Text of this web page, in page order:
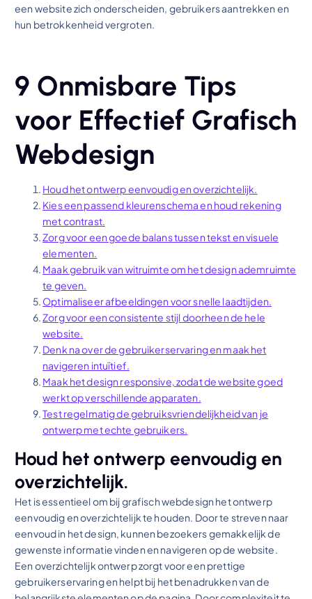
een website zich onderscheiden, gebruikers aantrekken en
hun betrokkenheid vergroten.
9 Onmisbare Tips
voor Effectief Grafisch
Webdesign
Houd het ontwerp eenvoudig en overzichtelijk.
Kies een passend kleurenschema en houd rekening
met contrast.
Zorg voor een goede balans tussen tekst en visuele
elementen.
Maak gebruik van witruimte om het design ademruimte
te geven.
Optimaliseer afbeeldingen voor snelle laadtijden.
Zorg voor een consistente stijl doorheen de hele
website.
Denk na over de gebruikerservaring en maak het
navigeren intuïtief.
Maak het design responsive, zodat de website goed
werkt op verschillende apparaten.
Test regelmatig de gebruiksvriendelijkheid van je
ontwerp met echte gebruikers.
Houd het ontwerp eenvoudig en
overzichtelijk.
Het is essentieel om bij grafisch webdesign het ontwerp
eenvoudig en overzichtelijk te houden. Door te streven naar
eenvoud in het design, kunnen bezoekers gemakkelijk de
gewenste informatie vinden en navigeren op de website.
Een overzichtelijk ontwerp zorgt voor een prettige
gebruikerservaring en helpt bij het benadrukken van de